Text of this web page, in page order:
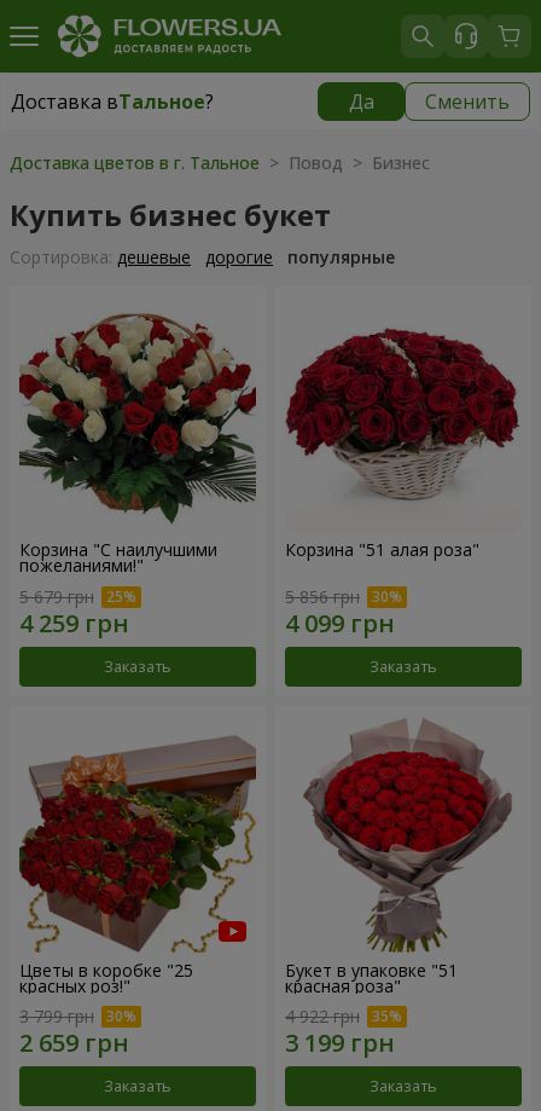
Доставка вТальное? Да Сменить
Доставка вТальное|
Доставка цветов в г. Тальное > Повод > Бизнес
Купить бизнес букет
Cортировка: дешевые дорогие популярные
Корзина "С наилучшими
пожеланиями!"
5 679 грн
Заказать
Корзина "51 алая роза"
5 856 грн
Заказать
Цветы в коробке "25
красных роз!"
3 799 грн
Заказать
Букет в упаковке "51
красная роза"
4 922 грн
Заказать